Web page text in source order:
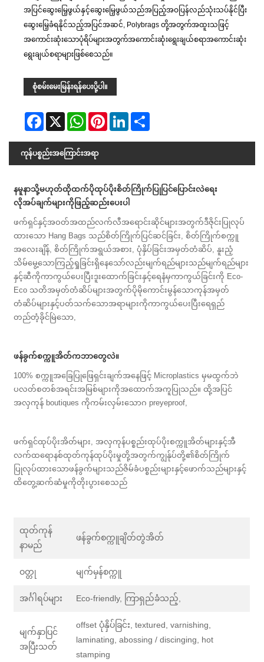
အပြင်ဆွေးမြေ့ဖွယ်နှင့်ဆွေးမြေ့ဖွယ်သည်အပြည့်အဝပြန်လည်သုံးသပ်နိုင်ပြီး
ဆွေးမြေ့ခံရနိုင်သည့်အပြင်အဆင်, Polybrags တို့အတွက်အထူးသဖြင့်
အကောင်းဆုံးသောပုံရိပ်များအတွက်အကောင်းဆုံးရွေးချယ်စရာအကောင်းဆုံး
ရွေးချယ်စရာများဖြစ်စေသည်။
စုံစမ်းမေးမြန်းရန်ပေးပို့ပါ။
Facebook
X WhatsAppPinterestLinkedIn
ကုန်ပစ္စည်းအကြောင်းအရာ
နမူနာသို့မဟုတ်ထိုထက်ပိုထုပ်ပိုးစိတ်ကြိုက်ပြုပြင်ပြောင်းလဲရေး
လိုအပ်ချက်များကိုဖြည့်ဆည်းပေးပါ
ဖက်ရှင်နှင့်အဝတ်အထည်လက်လီအရောင်းဆိုင်များအတွက်ဒီဇိုင်းပြုလုပ်
ထားသော Hang Bags သည်စိတ်ကြိုက်ပြင်ဆင်ခြင်း, စိတ်ကြိုက်စက္ကူ
အလေးချိန်, စိတ်ကြိုက်အရွယ်အစား, ပုံနှိပ်ခြင်းအမှတ်တံဆိပ်, နူးညံ့
သိမ်မွေ့သောကြည့်ရှုခြင်းရှိနေသော်လည်းမျက်ရည်များသည်မျက်ရည်များ
နှင့်ဆီကိုကာကွယ်ပေးပြီးဒူးထောက်ခြင်းနှင့်ရေနံမှကာကွယ်ခြင်းကို Eco-
Eco သတိအမှတ်တံဆိပ်များအတွက်ပိုမိုကောင်းမွန်သောကုန်အမှတ်
တံဆိပ်များနှင့်ပတ်သက်သောအရာများကိုကာကွယ်ပေးပြီးရေရှည်
တည်တံ့ခိုင်မြဲသော,
ဖန်ခွက်စက္ကူအိတ်ကဘာတွေလဲ။
100% စက္ကူအခြေပြုဖြေရှင်းချက်အနေဖြင့် Microplastics မှမထွက်ဘဲ
ပလတ်စတစ်အရင်းအမြစ်များကိုအထောက်အကူပြုသည်။ ထို့အပြင်
အလှကုန် boutiques ကိုကမ်းလှမ်းသောဂ preyeproof,
ဖက်ရှင်ထုပ်ပိုးအိတ်များ, အလှကုန်ပစ္စည်းထုပ်ပိုးစက္ကူအိတ်များနှင့်အီ
လက်ထရောနစ်ထုတ်ကုန်ထုပ်ပိုးမှုတို့အတွက်ကျွန်ုပ်တို့၏စိတ်ကြိုက်
ပြုလုပ်ထားသောဖန်ခွက်များသည်ဇိမ်ခံပစ္စည်းများနှင့်ဖောက်သည်များနှင့်
ထိတွေ့ဆက်ဆံမှုကိုတိုးပွားစေသည်
ထုတ်ကုန်
နာမည်
ဖန်ခွက်စက္ကူချိတ်တွဲအိတ်
ဝတ္တု မျက်မှန်စက္ကူ
အင်္ဂါရပ်များ Eco-friendly, ကြာရှည်ခံသည့်,
မျက်နှာပြင်
အပြီးသတ်
offset ပုံနှိပ်ခြင်း, textured, varnishing,
laminating, abossing / discinging, hot
stamping